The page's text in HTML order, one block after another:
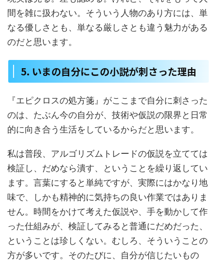
間を雑に扱わない。そういう人物のあり方には、単
なる優しさとも、単なる厳しさとも違う魅力がある
のだと思います。
5. いまの自分にこの小説が刺さった理由
『エピクロスの処方箋』がここまで自分に刺さった
のは、たぶん今の自分が、技術や仮説の限界と日常
的に向き合う生活をしているからだと思います。
私は普段、アルゴリズムトレードの仮説を立てては
検証し、だめなら潰す、ということを繰り返してい
ます。言葉にすると単純ですが、実際にはかなり地
味で、しかも精神的に気持ちの良い作業ではありま
せん。時間をかけて考えた仮説や、手を動かして作
った仕組みが、検証してみると普通にだめだった、
ということは珍しくない。むしろ、そういうことの
方が多いです。そのたびに、自分が信じたいもの